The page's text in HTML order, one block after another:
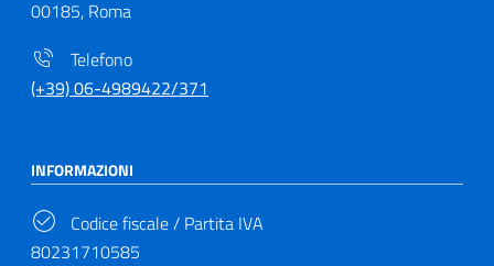
00185, Roma
Telefono
(+39) 06-4989422/371
INFORMAZIONI
Codice fiscale / Partita IVA
80231710585